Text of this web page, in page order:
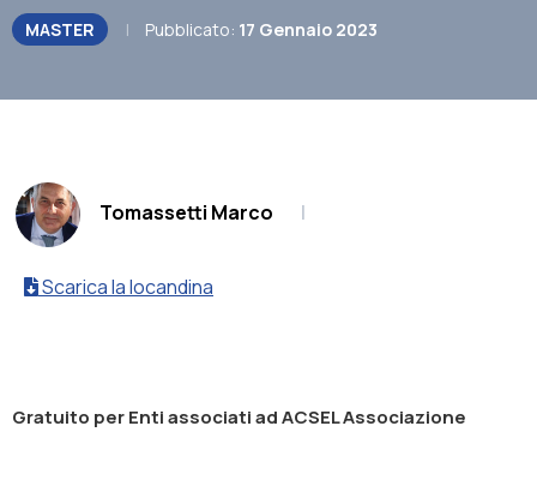
MASTER | Pubblicato: 17 Gennaio 2023
Tomassetti Marco
|
Scarica la locandina
Gratuito per Enti associati ad ACSEL Associazione